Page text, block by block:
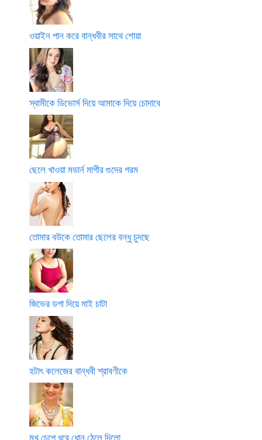
ওয়াইন পান করে বান্ধবীর সাথে শোয়া
স্বামীকে ডিভোর্স দিয়ে আমাকে দিয়ে চোদাবে
ছেলে খাওয়া মডার্ন মাগীর গুদের গরম
তোমার বউকে তোমার ছেলের বন্ধু চুদছে
জিভের ডগা দিয়ে মাই চাটা
হটাৎ কলেজের বান্ধবী শ্রাবণীকে